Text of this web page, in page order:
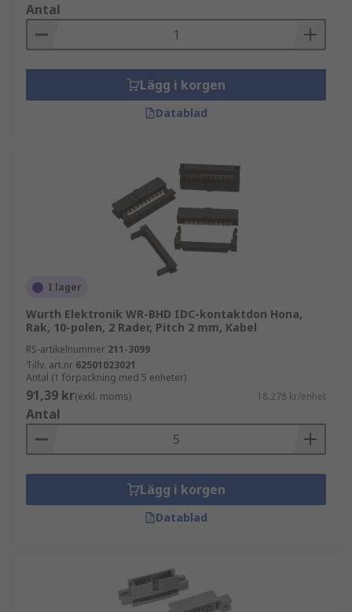
Antal
Lägg i korgen
Datablad
I lager
Wurth Elektronik WR-BHD IDC-kontaktdon Hona,
Rak, 10-polen, 2 Rader, Pitch 2 mm, Kabel
RS-artikelnummer 211-3099
Tillv. art.nr 62501023021
Antal (1 förpackning med 5 enheter)
91,39 kr(exkl. moms) 18,278 kr/enhet
Antal
Lägg i korgen
Datablad